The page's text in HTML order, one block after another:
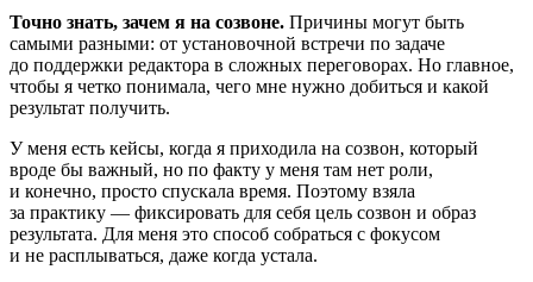
Точно знать, зачем я на созвоне. Причины могут быть
самыми разными: от установочной встречи по задаче
до поддержки редактора в сложных переговорах. Но главное,
чтобы я четко понимала, чего мне нужно добиться и какой
результат получить.
У меня есть кейсы, когда я приходила на созвон, который
вроде бы важный, но по факту у меня там нет роли,
и конечно, просто спускала время. Поэтому взяла
за практику — фиксировать для себя цель созвон и образ
результата. Для меня это способ собраться с фокусом
и не расплываться, даже когда устала.